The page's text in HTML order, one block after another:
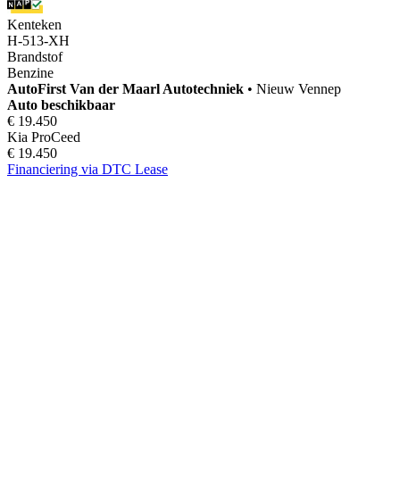
Kenteken
H-513-XH
Brandstof
Benzine
AutoFirst Van der Maarl Autotechniek • Nieuw Vennep
Auto beschikbaar
€ 19.450
Kia ProCeed
€ 19.450
Financiering via DTC Lease